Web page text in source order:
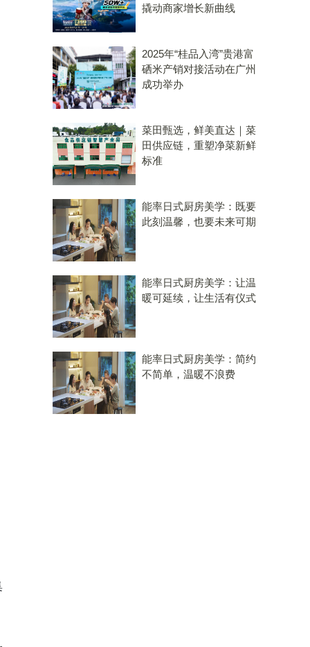
撬动商家增长新曲线
2025年“桂品入湾”贵港富
硒米产销对接活动在广州
成功举办
菜田甄选，鲜美直达｜菜
田供应链，重塑净菜新鲜
标准
能率日式厨房美学：既要
此刻温馨，也要未来可期
能率日式厨房美学：让温
暖可延续，让生活有仪式
能率日式厨房美学：简约
不简单，温暖不浪费